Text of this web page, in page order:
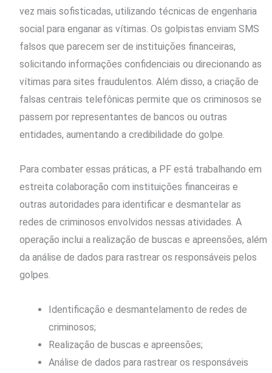
vez mais sofisticadas, utilizando técnicas de engenharia
social para enganar as vítimas. Os golpistas enviam SMS
falsos que parecem ser de instituições financeiras,
solicitando informações confidenciais ou direcionando as
vítimas para sites fraudulentos. Além disso, a criação de
falsas centrais telefônicas permite que os criminosos se
passem por representantes de bancos ou outras
entidades, aumentando a credibilidade do golpe.
Para combater essas práticas, a PF está trabalhando em
estreita colaboração com instituições financeiras e
outras autoridades para identificar e desmantelar as
redes de criminosos envolvidos nessas atividades. A
operação inclui a realização de buscas e apreensões, além
da análise de dados para rastrear os responsáveis pelos
golpes.
Identificação e desmantelamento de redes de
criminosos;
Realização de buscas e apreensões;
Análise de dados para rastrear os responsáveis